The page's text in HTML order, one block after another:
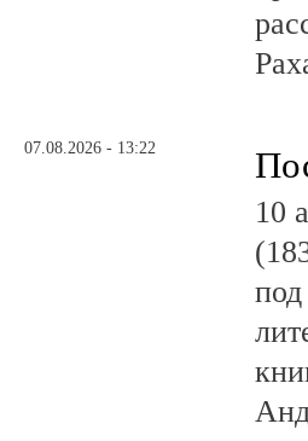
07.08.2026 - 13:22
10